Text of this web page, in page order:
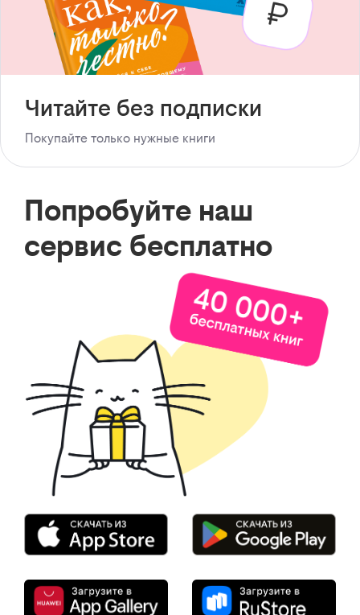
Читайте без подписки
Покупайте только нужные книги
Попробуйте наш
сервис бесплатно